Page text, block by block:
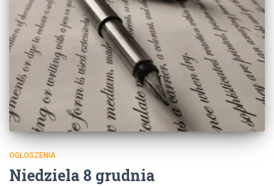
OGŁOSZENIA
Niedziela 8 grudnia